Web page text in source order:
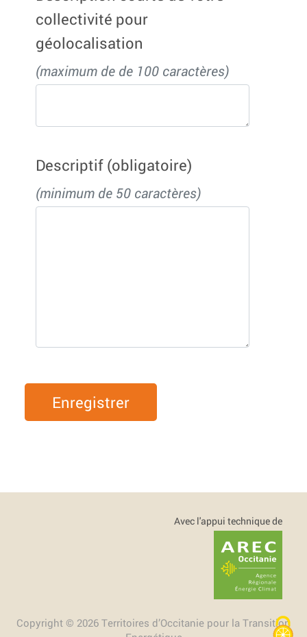
collectivité pour
géolocalisation
(maximum de de 100 caractères)
Descriptif (obligatoire)
(minimum de 50 caractères)
Enregistrer
Avec l'appui technique de
Copyright © 2026 Territoires d’Occitanie pour la Transition